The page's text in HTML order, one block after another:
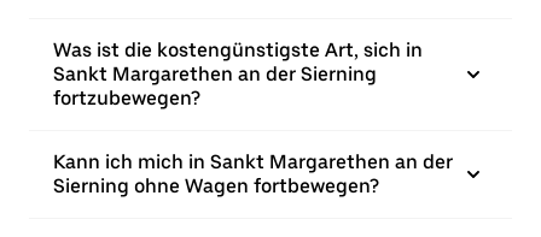
Was ist die kostengünstigste Art, sich in
Sankt Margarethen an der Sierning
fortzubewegen?
Kann ich mich in Sankt Margarethen an der
Sierning ohne Wagen fortbewegen?